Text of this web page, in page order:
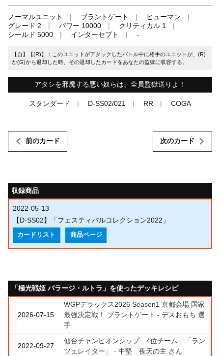
ノーマルユニット ブラントゲート
ヒューマン
グレード 2
パワー 10000
クリティカル 1
シールド 5000
インターセプト -
【自】【(R)】：このユニットがアタックしたバトル中に相手のユニットが、(R)
か(G)から退却した時、その退却したカードをあなたの監獄に収容する。
アタシを邪魔する悪い奴らは、全員監獄送りよ！
スタンダード D-SS02/021 RR COGA
前のカード 次のカード
収録商品
2022-05-13
【D-SS02】「フェスティバルコレクション2022」
カードリスト 商品ページ
「極光戦姫 バラージ・ルトラ」を使ったデッキレシピ
2026-07-15
WGPデラックス2026 Season1 京都会場 国家
最強決定戦！ ブラントゲート - デスおもち 選
手
2022-09-27
仙台チャンピオンシップ 4位チーム 「ラン
ツェレイター」 - 中堅 夜天の主 さん